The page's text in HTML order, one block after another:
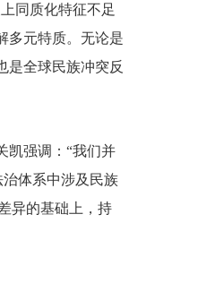
同质化特征不足
多元特质。无论是
是全球民族冲突反
凯强调：“我们并
体系中涉及民族
异的基础上，持